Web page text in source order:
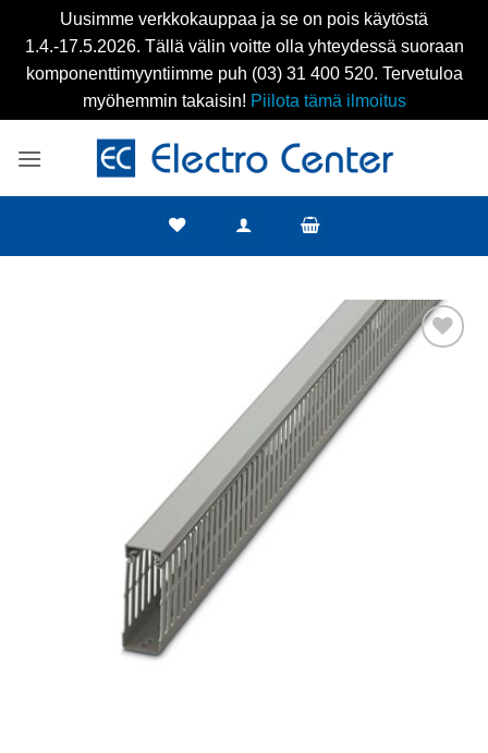
Uusimme verkkokauppaa ja se on pois käytöstä
1.4.-17.5.2026. Tällä välin voitte olla yhteydessä suoraan
komponenttimyyntiimme puh (03) 31 400 520. Tervetuloa
myöhemmin takaisin! Piilota tämä ilmoitus